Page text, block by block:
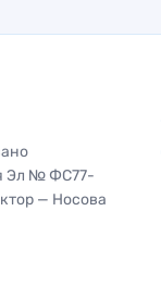
Эл № ФС77-
— Носова